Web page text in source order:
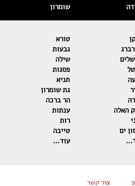
האלה
ים
שומרון
טורא
גבעות
שילה
פסגות
תניא
גת שומרון
הר ברכה
ענתות
רות
טייבה
עוד…
צור קשר